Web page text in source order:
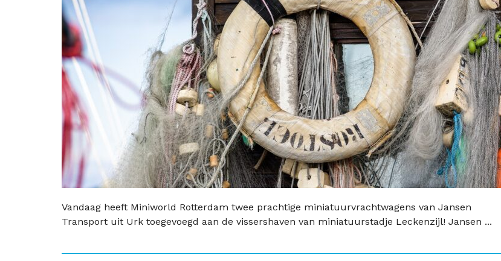
Vandaag heeft Miniworld Rotterdam twee prachtige miniatuurvrachtwagens van Jansen
Transport uit Urk toegevoegd aan de vissershaven van miniatuurstadje Leckenzijl! Jansen ...